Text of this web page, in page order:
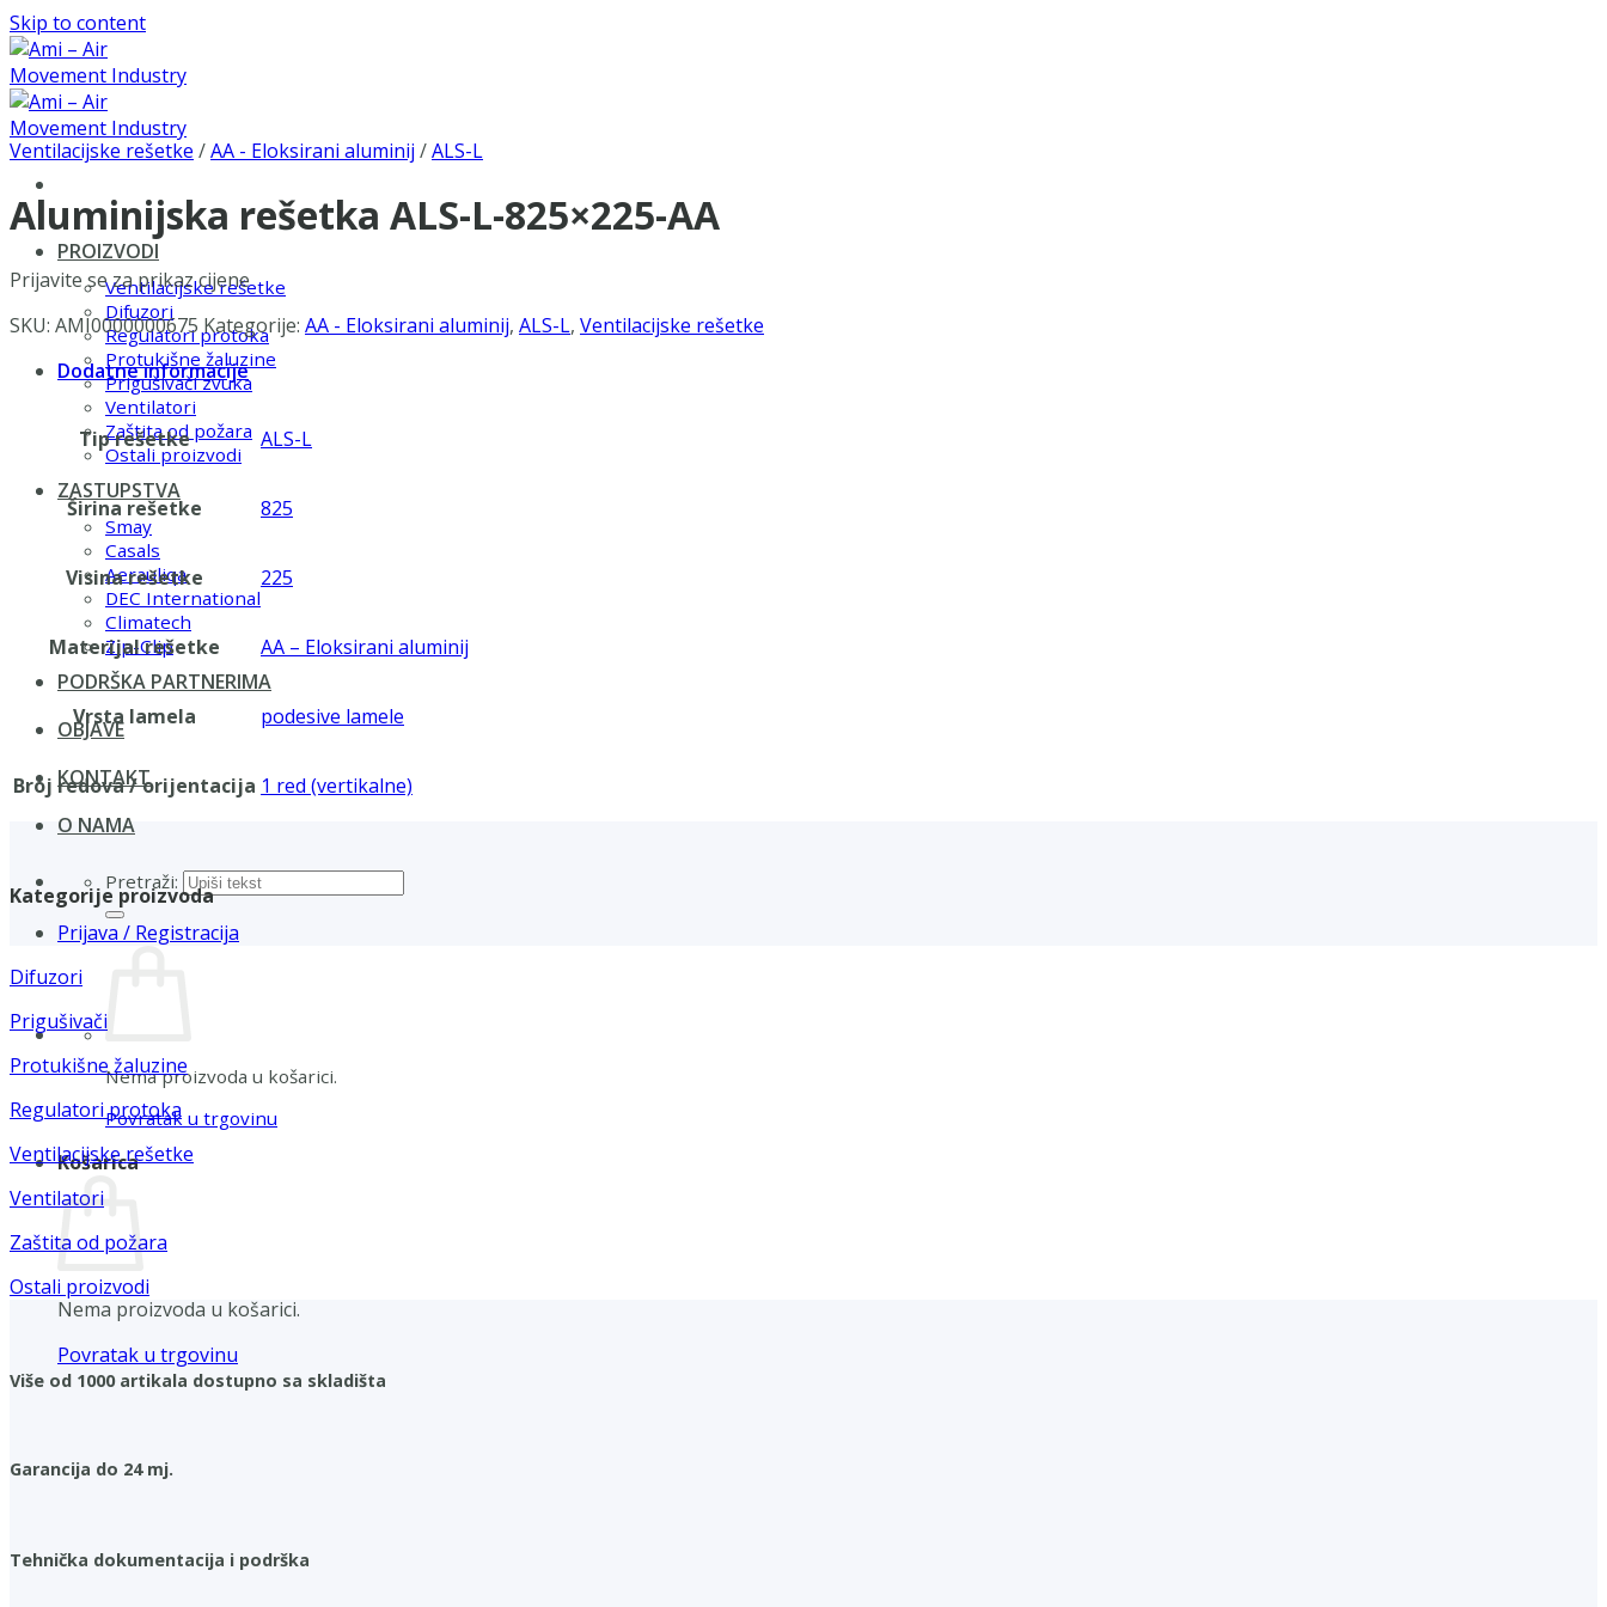
Skip to content
PROIZVODI
Ventilacijske rešetke
Difuzori
Regulatori protoka
Protukišne žaluzine
Prigušivači zvuka
Ventilatori
Zaštita od požara
Ostali proizvodi
ZASTUPSTVA
Smay
Casals
Aerauliqa
DEC International
Climatech
Zip-Clip
PODRŠKA PARTNERIMA
OBJAVE
KONTAKT
O NAMA
Pretraži:
Prijava / Registracija
Nema proizvoda u košarici.
Povratak u trgovinu
Košarica
Nema proizvoda u košarici.
Povratak u trgovinu
Ventilacijske rešetke /AA - Eloksirani aluminij /ALS-L
Aluminijska rešetka ALS-L-825×225-AA
Prijavite se za prikaz cijene
SKU: AMI0000000675 Kategorije: AA - Eloksirani aluminij, ALS-L, Ventilacijske rešetke
Dodatne informacije
Tip rešetke ALS-L
Širina rešetke 825
Visina rešetke 225
Materijal rešetke AA – Eloksirani aluminij
Vrsta lamela podesive lamele
Broj redova / orijentacija 1 red (vertikalne)
Kategorije proizvoda
Difuzori
Prigušivači
Protukišne žaluzine
Regulatori protoka
Ventilacijske rešetke
Ventilatori
Zaštita od požara
Ostali proizvodi
Više od 1000 artikala dostupno sa skladišta
Garancija do 24 mj.
Tehnička dokumentacija i podrška